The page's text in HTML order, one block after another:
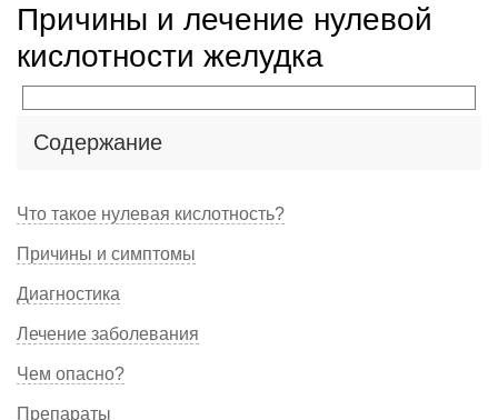
Причины и лечение нулевой
кислотности желудка
Содержание
Что такое нулевая кислотность?
Причины и симптомы
Диагностика
Лечение заболевания
Чем опасно?
Препараты